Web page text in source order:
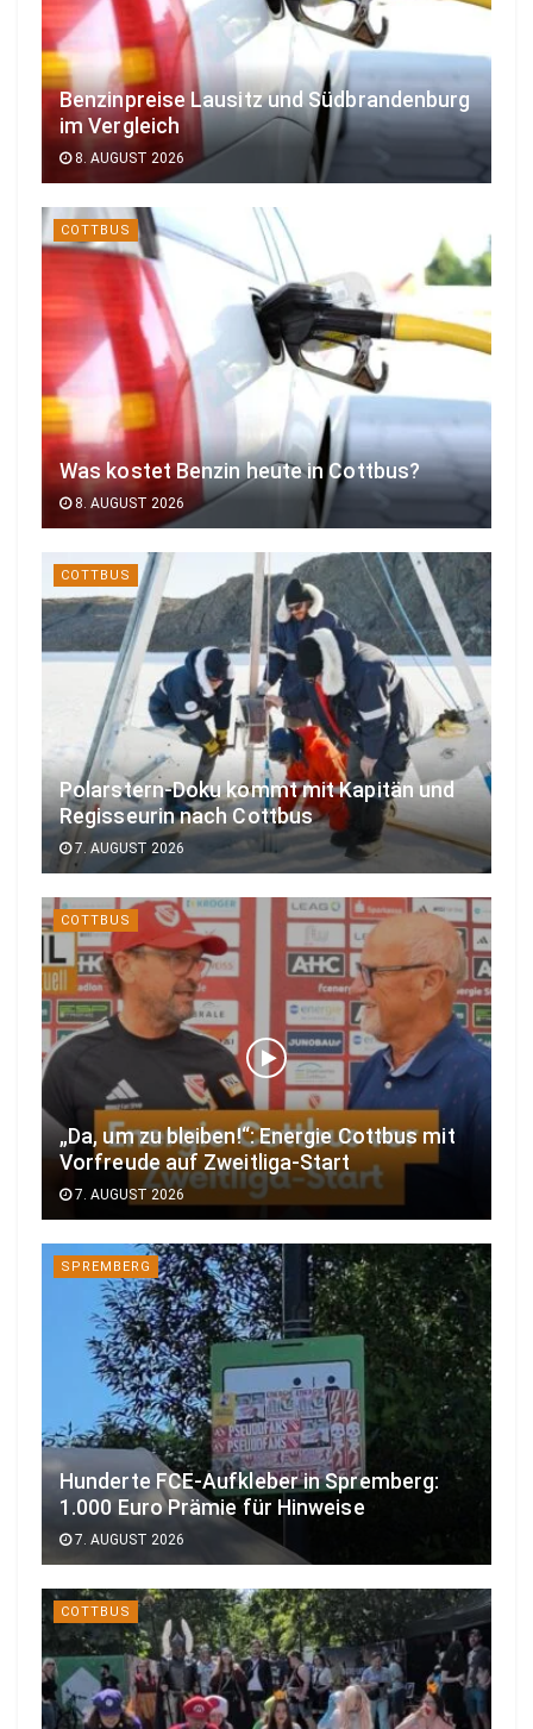
Benzinpreise Lausitz und Südbrandenburg
im Vergleich
8. AUGUST 2026
COTTBUS
Was kostet Benzin heute in Cottbus?
8. AUGUST 2026
COTTBUS
Polarstern-Doku kommt mit Kapitän und
Regisseurin nach Cottbus
7. AUGUST 2026
COTTBUS
„Da, um zu bleiben!“: Energie Cottbus mit
Vorfreude auf Zweitliga-Start
7. AUGUST 2026
SPREMBERG
Hunderte FCE-Aufkleber in Spremberg:
1.000 Euro Prämie für Hinweise
7. AUGUST 2026
COTTBUS